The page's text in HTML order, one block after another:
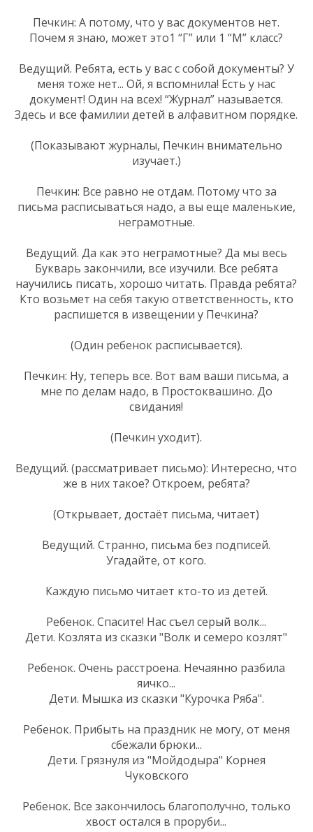
Печкин: А потому, что у вас документов нет.
Почем я знаю, может это1 “Г” или 1 “М” класс?
Ведущий. Ребята, есть у вас с собой документы? У
меня тоже нет... Ой, я вспомнила! Есть у нас
документ! Один на всех! “Журнал” называется.
Здесь и все фамилии детей в алфавитном порядке.
(Показывают журналы, Печкин внимательно
изучает.)
Печкин: Все равно не отдам. Потому что за
письма расписываться надо, а вы еще маленькие,
неграмотные.
Ведущий. Да как это неграмотные? Да мы весь
Букварь закончили, все изучили. Все ребята
научились писать, хорошо читать. Правда ребята?
Кто возьмет на себя такую ответственность, кто
распишется в извещении у Печкина?
(Один ребенок расписывается).
Печкин: Ну, теперь все. Вот вам ваши письма, а
мне по делам надо, в Простоквашино. До
свидания!
(Печкин уходит).
Ведущий. (рассматривает письмо): Интересно, что
же в них такое? Откроем, ребята?
(Открывает, достаёт письма, читает)
Ведущий. Странно, письма без подписей.
Угадайте, от кого.
Каждую письмо читает кто-то из детей.
Ребенок. Спасите! Нас съел серый волк...
Дети. Козлята из сказки "Волк и семеро козлят"
Ребенок. Очень расстроена. Нечаянно разбила
яичко...
Дети. Мышка из сказки "Курочка Ряба".
Ребенок. Прибыть на праздник не могу, от меня
сбежали брюки...
Дети. Грязнуля из "Мойдодыра" Корнея
Чуковского
Ребенок. Все закончилось благополучно, только
хвост остался в проруби...